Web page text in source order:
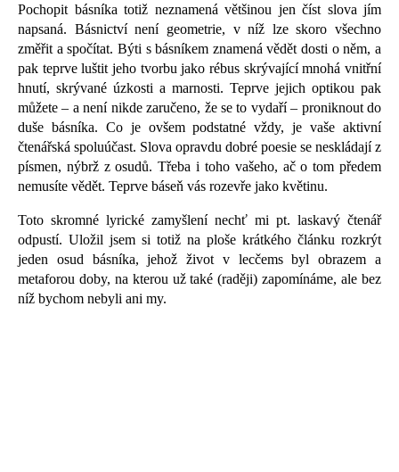
Pochopit básníka totiž neznamená většinou jen číst slova jím
napsaná. Básnictví není geometrie, v níž lze skoro všechno
změřit a spočítat. Býti s básníkem znamená vědět dosti o něm, a
pak teprve luštit jeho tvorbu jako rébus skrývající mnohá vnitřní
hnutí, skrývané úzkosti a marnosti. Teprve jejich optikou pak
můžete – a není nikde zaručeno, že se to vydaří – proniknout do
duše básníka. Co je ovšem podstatné vždy, je vaše aktivní
čtenářská spoluúčast. Slova opravdu dobré poesie se neskládají z
písmen, nýbrž z osudů. Třeba i toho vašeho, ač o tom předem
nemusíte vědět. Teprve báseň vás rozevře jako květinu.
Toto skromné lyrické zamyšlení nechť mi pt. laskavý čtenář
odpustí. Uložil jsem si totiž na ploše krátkého článku rozkrýt
jeden osud básníka, jehož život v lecčems byl obrazem a
metaforou doby, na kterou už také (raději) zapomínáme, ale bez
níž bychom nebyli ani my.